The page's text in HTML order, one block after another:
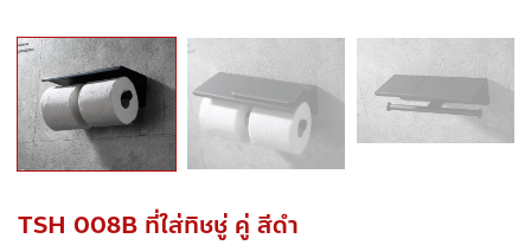
TSH 008B ที่ใส่ทิชชู่ คู่ สีดำ